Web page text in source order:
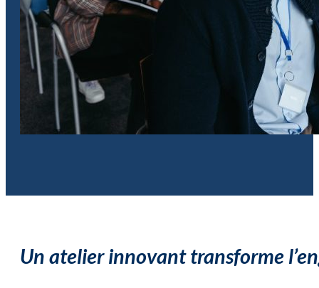
Un atelier innovant transforme